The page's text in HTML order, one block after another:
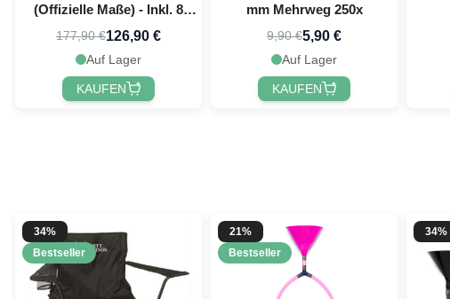
(Offizielle Maße) - Inkl. 8
Wurfbeutel PartyVikings
177,90 €126,90 €
Auf Lager
KAUFEN
mm Mehrweg 250x
9,90 €5,90 €
Auf Lager
KAUFEN
34%
Bestseller
21%
Bestseller
34%